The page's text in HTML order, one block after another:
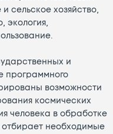
сельское хозяйство,
экология,
и
программного
возможности
космических
человека в обработке
отбирает необходимые